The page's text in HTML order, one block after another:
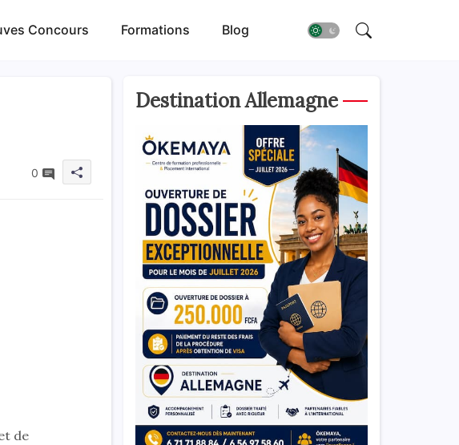
Concours Formations Blog
0
de
Destination Allemagne